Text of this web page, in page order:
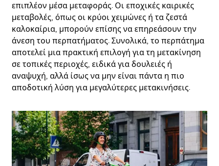
επιπλέον μέσα μεταφοράς. Οι εποχικές καιρικές
μεταβολές, όπως οι κρύοι χειμώνες ή τα ζεστά
καλοκαίρια, μπορούν επίσης να επηρεάσουν την
άνεση του περπατήματος. Συνολικά, το περπάτημα
αποτελεί μια πρακτική επιλογή για τη μετακίνηση
σε τοπικές περιοχές, ειδικά για δουλειές ή
αναψυχή, αλλά ίσως να μην είναι πάντα η πιο
αποδοτική λύση για μεγαλύτερες μετακινήσεις.